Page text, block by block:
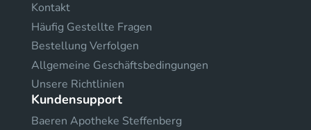
Kontakt
Häufig Gestellte Fragen
Bestellung Verfolgen
Allgemeine Geschäftsbedingungen
Unsere Richtlinien
Kundensupport
Baeren Apotheke Steffenberg